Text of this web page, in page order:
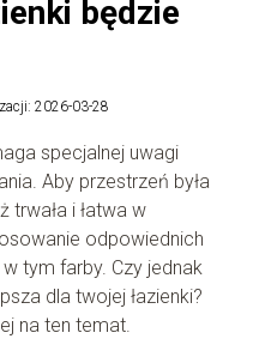
będzie
2026-03-28
specjalnej uwagi
Aby przestrzeń była
trwała i łatwa w
odpowiednich
tym farby. Czy jednak
dla twojej łazienki?
na ten temat.